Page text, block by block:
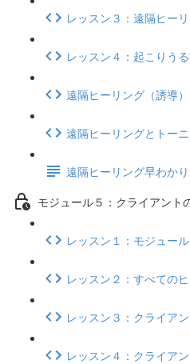
レッスン３：遠隔ヒー
レッスン４：起こりう
遠隔ヒーリング（誘導）
遠隔ヒーリングとトーニ
遠隔ヒーリング早わか
モジュール５：クライアント
レッスン１：モジュー
レッスン２：すべての
レッスン３：クライア
レッスン４：クライア